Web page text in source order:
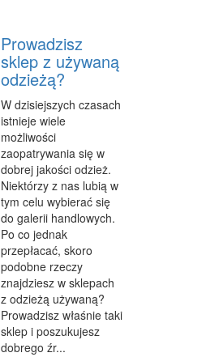
Prowadzisz
sklep z używaną
odzieżą?
W dzisiejszych czasach
istnieje wiele
możliwości
zaopatrywania się w
dobrej jakości odzież.
Niektórzy z nas lubią w
tym celu wybierać się
do galerii handlowych.
Po co jednak
przepłacać, skoro
podobne rzeczy
znajdziesz w sklepach
z odzieżą używaną?
Prowadzisz właśnie taki
sklep i poszukujesz
dobrego źr...